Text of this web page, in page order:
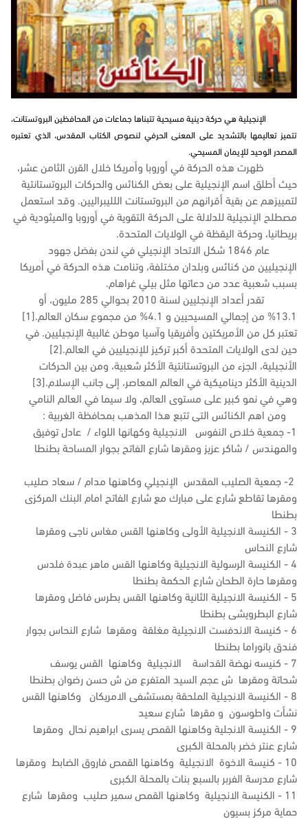
الإنجيلية هي حركة دينية مسيحية تتبناها جماعات من المحافظين البروتستانت،
تتميز تعاليمها بالتشديد على المعنى الحرفي لنصوص الكتاب المقدس، الذي تعتبره
المصدر الوحيد للإيمان المسيحي.
ظهرت هذه الحركة في أوروبا وأمريكا خلال القرن الثامن عشر،
حيث أطلق اسم الإنجيلية على بعض الكنائس والحركات البروتستانتية
لتمييزهم عن بقية أقرانهم من البروتستانت اللليبراليين. وقد استعمل
مصطلح الإنجيلية للدلالة على الحركة التقوية في أوروبا والميثودية في
بريطانيا، وحركة اليقظة في الولايات المتحدة.
عام 1846 شكل الاتحاد الإنجيلي في لندن بفضل جهود
الإنجيليين من كنائس وبلدان مختلفة، وتنامت هذه الحركة في أمريكا
بسبب شعبية عدد من دعاتها مثل بيلي غراهام.
تقدر أعداد الإنجليين لسنة 2010 بحوالي 285 مليون، أو
13.1% من إجمالي المسيحيين و 4.1% من مجموع سكان العالم.[1]
تعتبر كل من الأمريكتين وأفريقيا وآسيا موطن غالبية الإنجيليين. في
حين لدى الولايات المتحدة أكبر تركيز للإنجيليين في العالم.[2]
الأنجيلية، الجزء من البروتستانتية الأكثر شعبية، ومن بين الحركات
الدينية الأكثر ديناميكية في العالم المعاصر، إلى جانب الإسلام.[3]
وهي في نمو كبير على مستوى العالم، ولا سيما في العالم النامي
ومن اهم الكنائس التى تتبع هذا المذهب بمحافظة الغربية :
1- جمعية خلاص النفوس الانجيلية وكهانها اللواء / عادل توفيق
والمهندس / شاكر عزيز ومقرها شارع الفاتح بجوار المساحة بطنطا
2- جمعية الصليب المقدس الإنجيلي وكاهنها مدام / سعاد صليب
ومقرها تقاطع شارع على مبارك مع شارع الفاتح امام البنك المركزى
بطنطا
3 - الكنيسة الانجيلية الأولى وكاهنها القس مغاس ناجى ومقرها
شارع النحاس
4 - الكنيسة الرسولية الانجيلية وكاهنها القس ماهر عبدة فلدس
ومقرها حارة الطحان شارع الحكمة بطنطا
5 - الكنيسة الانجيلية الثانية وكاهنها القس بطرس فاضل ومقرها
شارع البطرويشى بطنطا
6 - كنيسة الاندفست الانجيلية مغلقة ومقرها شارع النحاس بجوار
فندق بانوراما بطنطا
7 - كنيسه نهضة القداسة الانجيلية وكاهنها القس يوسف
شحاتة ومقرها ش عجم السيد المتفرع من ش حسن رضوان بطنطا
8 - الكنيسة الانجيلية الملحقة بمستشفى الامريكان وكاهنها القس
نشأت واطوسون و مقرها شارع سعيد
9 - الكنيسة الانجلية وكاهنها القمص يسرى ابراهيم نحال ومقرها
شارع عنتر خضر بالمحلة الكبرى
10 - كنيسة الاخوة الانجيلية وكاهنها القمص فاروق الضابط ومقرها
شارع مدرسة الفربر بالسبع بنات بالمحلة الكبرى
11 - الكنيسة الانجيلية وكاهنها القمص سمير صليب ومقرها شارع
حماية مركز بسيون